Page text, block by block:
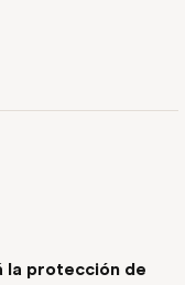
la protección de